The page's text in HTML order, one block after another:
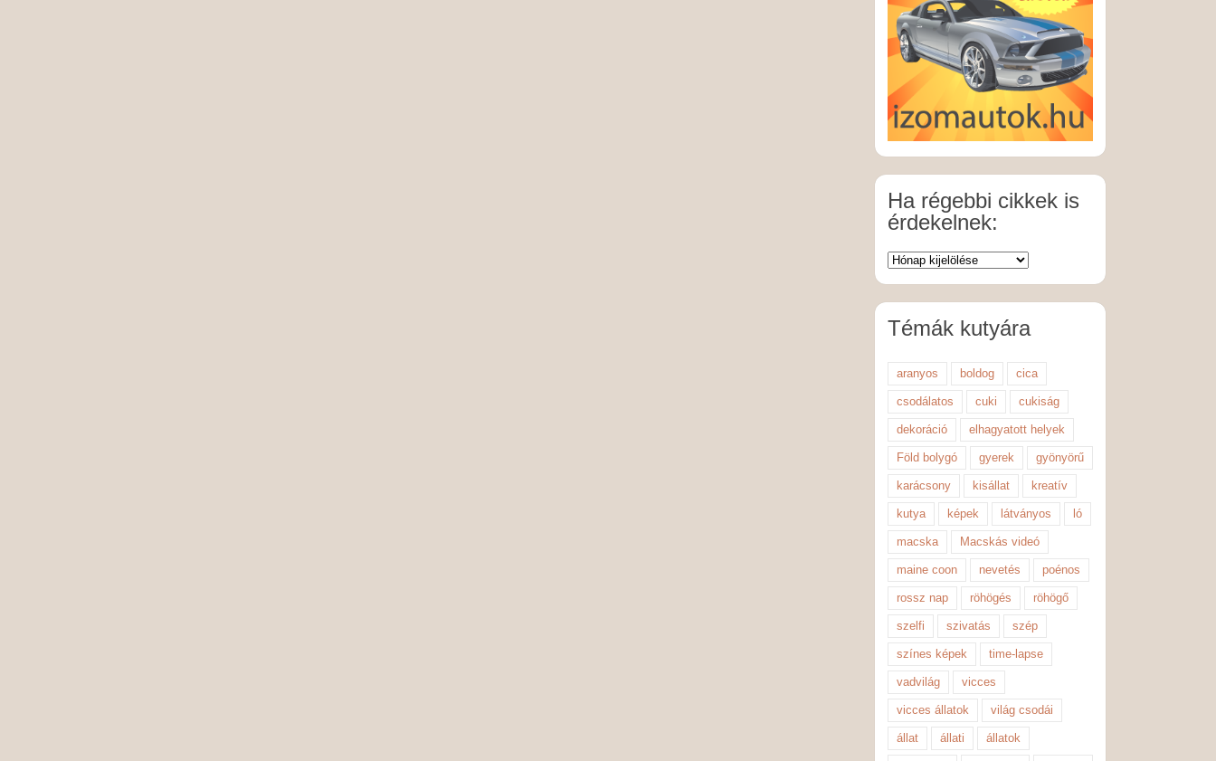
Ha régebbi cikkek is
érdekelnek:
Témák kutyára
aranyos boldog cica
csodálatos cuki cukiság
dekoráció elhagyatott helyek
Föld bolygó gyerek gyönyörű
karácsony kisállat kreatív
kutya képek látványos ló
macska Macskás videó
maine coon nevetés poénos
rossz nap röhögés röhögő
szelfi szivatás szép
színes képek time-lapse
vadvilág vicces
vicces állatok világ csodái
állat állati állatok